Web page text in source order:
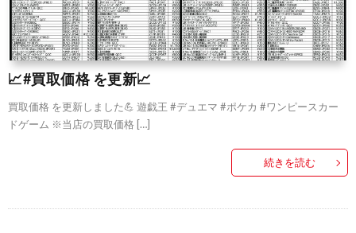
📈#買取価格 を更新📈
買取価格 を更新しました💪 遊戯王 #デュエマ #ポケカ #ワンピースカー
ドゲーム ※当店の買取価格 […]
続きを読む